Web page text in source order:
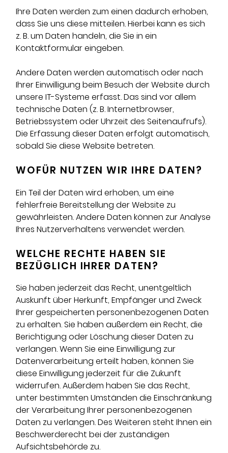
Ihre Daten werden zum einen dadurch erhoben,
dass Sie uns diese mitteilen. Hierbei kann es sich
z. B. um Daten handeln, die Sie in ein
Kontaktformular eingeben.
Andere Daten werden automatisch oder nach
Ihrer Einwilligung beim Besuch der Website durch
unsere IT-Systeme erfasst. Das sind vor allem
technische Daten (z. B. Internetbrowser,
Betriebssystem oder Uhrzeit des Seitenaufrufs).
Die Erfassung dieser Daten erfolgt automatisch,
sobald Sie diese Website betreten.
WOFÜR NUTZEN WIR IHRE DATEN?
Ein Teil der Daten wird erhoben, um eine
fehlerfreie Bereitstellung der Website zu
gewährleisten. Andere Daten können zur Analyse
Ihres Nutzerverhaltens verwendet werden.
WELCHE RECHTE HABEN SIE
BEZÜGLICH IHRER DATEN?
Sie haben jederzeit das Recht, unentgeltlich
Auskunft über Herkunft, Empfänger und Zweck
Ihrer gespeicherten personenbezogenen Daten
zu erhalten. Sie haben außerdem ein Recht, die
Berichtigung oder Löschung dieser Daten zu
verlangen. Wenn Sie eine Einwilligung zur
Datenverarbeitung erteilt haben, können Sie
diese Einwilligung jederzeit für die Zukunft
widerrufen. Außerdem haben Sie das Recht,
unter bestimmten Umständen die Einschränkung
der Verarbeitung Ihrer personenbezogenen
Daten zu verlangen. Des Weiteren steht Ihnen ein
Beschwerderecht bei der zuständigen
Aufsichtsbehörde zu.